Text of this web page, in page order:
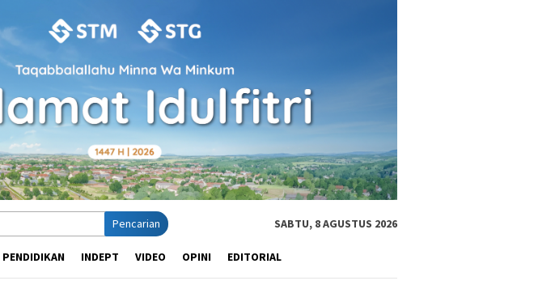
Pencarian SABTU, 8 AGUSTUS 2026
PENDIDIKAN INDEPT VIDEO OPINI EDITORIAL